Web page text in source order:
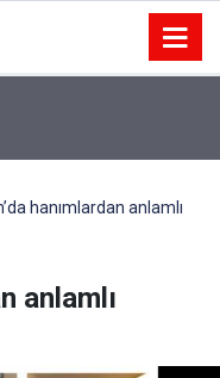
hanımlardan anlamlı
anlamlı